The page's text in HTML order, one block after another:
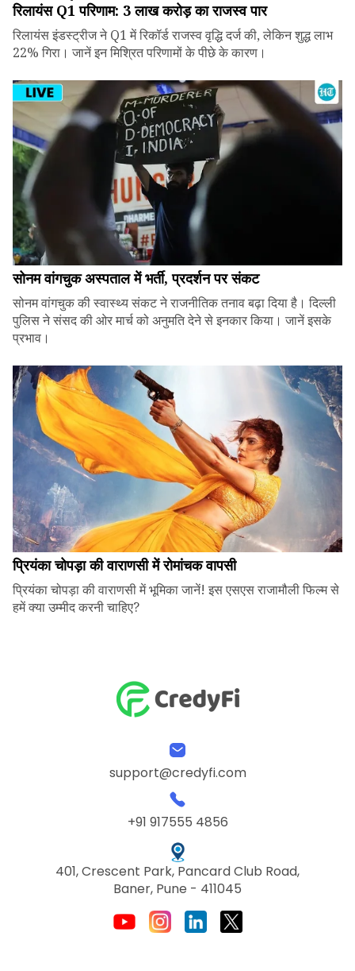
रिलायंस Q1 परिणाम: ₹3 लाख करोड़ का राजस्व पार
रिलायंस इंडस्ट्रीज ने Q1 में रिकॉर्ड राजस्व वृद्धि दर्ज की, लेकिन शुद्ध लाभ
22% गिरा। जानें इन मिश्रित परिणामों के पीछे के कारण।
सोनम वांगचुक अस्पताल में भर्ती, प्रदर्शन पर संकट
सोनम वांगचुक की स्वास्थ्य संकट ने राजनीतिक तनाव बढ़ा दिया है। दिल्ली
पुलिस ने संसद की ओर मार्च को अनुमति देने से इनकार किया। जानें इसके
प्रभाव।
प्रियंका चोपड़ा की वाराणसी में रोमांचक वापसी
प्रियंका चोपड़ा की वाराणसी में भूमिका जानें! इस एसएस राजामौली फिल्म से
हमें क्या उम्मीद करनी चाहिए?
support@credyfi.com
+91 917555 4856
401, Crescent Park, Pancard Club Road,
Baner, Pune - 411045